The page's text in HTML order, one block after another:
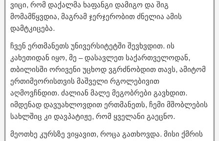
ვიცი, რომ დაქალმა ხაფანგი დამიგო და შიგ
მომამწყვდია, მაგრამ ჯერჯერობით ძნელია ამის
დამტკიცება.
ჩვენ ერთმანეთს უნივერსიტეტში შევხვდით. ის
კახეთიდან იყო, მე – დასავლეთ საქართველოდან,
თბილისში ორივენი უცხოდ ვგრძნობდით თავს, ამიტომ
ერთიმეორისთვის მაშველი რგოლებივით
აღმოვჩნდით. ძალიან მალე მეგობრები გავხდით.
იმდენად დავუახლოვდით ერთმანეთს, ჩემი მშობლების
სახლშიც კი დავპატიჟე, რომ ყველანი გაეცნო.
მეოთხე კურსზე ვიყავით, როცა გათხოვდა. მისი ქმრის